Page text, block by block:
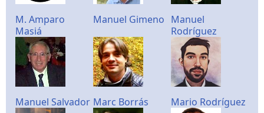
M. Amparo
Masiá
Manuel Gimeno Manuel
Rodríguez
Manuel Salvador Marc Borrás Mario Rodríguez